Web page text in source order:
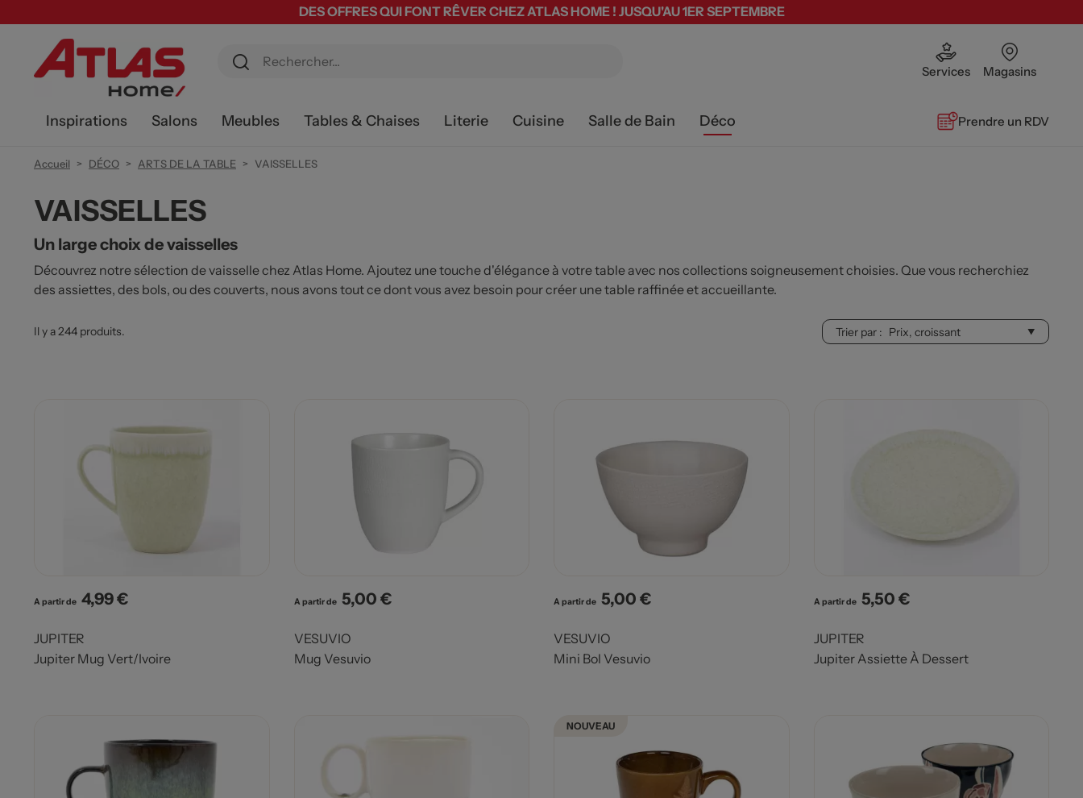
DES OFFRES QUI FONT RÊVER CHEZ ATLAS HOME ! JUSQU'AU 1ER SEPTEMBRE
Services Magasins
Inspirations Salons Meubles Tables & Chaises Literie Cuisine Salle de Bain Déco Prendre un RDV
Accueil DÉCO ARTS DE LA TABLE VAISSELLES
VAISSELLES
Un large choix de vaisselles
Découvrez notre sélection de vaisselle chez Atlas Home. Ajoutez une touche d'élégance à votre table avec nos collections soigneusement choisies. Que vous recherchiez
des assiettes, des bols, ou des couverts, nous avons tout ce dont vous avez besoin pour créer une table raffinée et accueillante.
Il y a 244 produits. Trier par :
A partir de Prix
4,99 €
JUPITER
Jupiter Mug Vert/Ivoire
A partir de Prix
5,00 €
VESUVIO
Mug Vesuvio
A partir de Prix
5,00 €
VESUVIO
Mini Bol Vesuvio
A partir de Prix
5,50 €
JUPITER
Jupiter Assiette À Dessert
NOUVEAU